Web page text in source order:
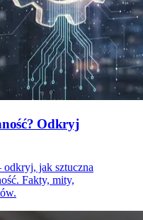
Odkryj
jak sztuczna
Fakty, mity,